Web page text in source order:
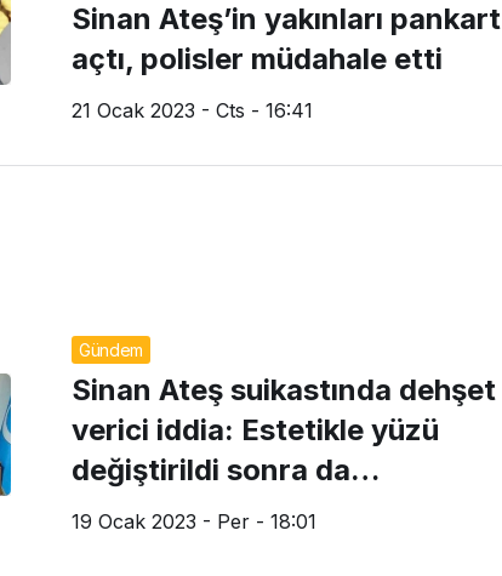
Sinan Ateş’in yakınları pankart
açtı, polisler müdahale etti
21 Ocak 2023 - Cts - 16:41
Gündem
Sinan Ateş suikastında dehşet
verici iddia: Estetikle yüzü
değiştirildi sonra da…
19 Ocak 2023 - Per - 18:01